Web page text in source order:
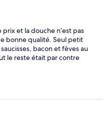
et la douche n’est pas
bonne qualité. Seul petit
bacon et fèves au
le reste était par contre